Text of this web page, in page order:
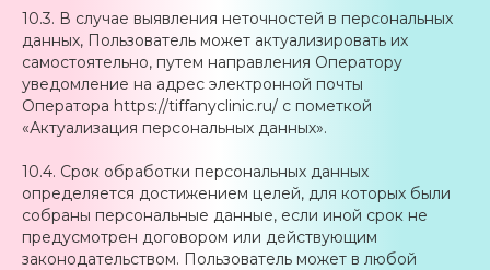
10.3. В случае выявления неточностей в персональных
данных, Пользователь может актуализировать их
самостоятельно, путем направления Оператору
уведомление на адрес электронной почты
Оператора https://tiffanyclinic.ru/ с пометкой
«Актуализация персональных данных».
10.4. Срок обработки персональных данных
определяется достижением целей, для которых были
собраны персональные данные, если иной срок не
предусмотрен договором или действующим
законодательством. Пользователь может в любой